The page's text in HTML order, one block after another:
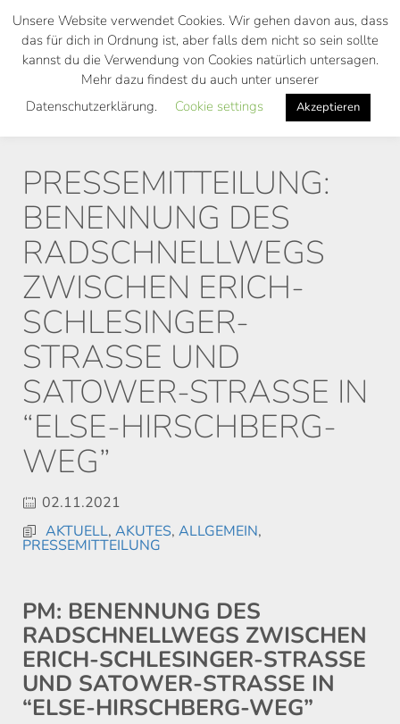
Skip
main
PRESSEMITTEILUNG:
BENENNUNG DES
RADSCHNELLWEGS
ZWISCHEN ERICH-
SCHLESINGER-
STRASSE UND S
ATOWER-STRASSE IN “E
LSE-HIRSCHBERG-WE
G”
02.11.2021
AKTUELL, AKUTES, ALLGEMEIN,
PRESSEMITTEILUNG
PM: BENENNUNG DES
RADSCHNELLWEGS ZWISCHEN
ERICH-SCHLESINGER-STRASSE U
ND SATOWER-STRASSE IN “E
LSE-HIRSCHBERG-WEG”
Unsere Website verwendet Cookies. Wir gehen davon aus, dass
das für dich in Ordnung ist, aber falls dem nicht so sein sollte
kannst du die Verwendung von Cookies natürlich untersagen.
Mehr dazu findest du auch unter unserer
Datenschutzerklärung.
Cookie settings Akzeptieren